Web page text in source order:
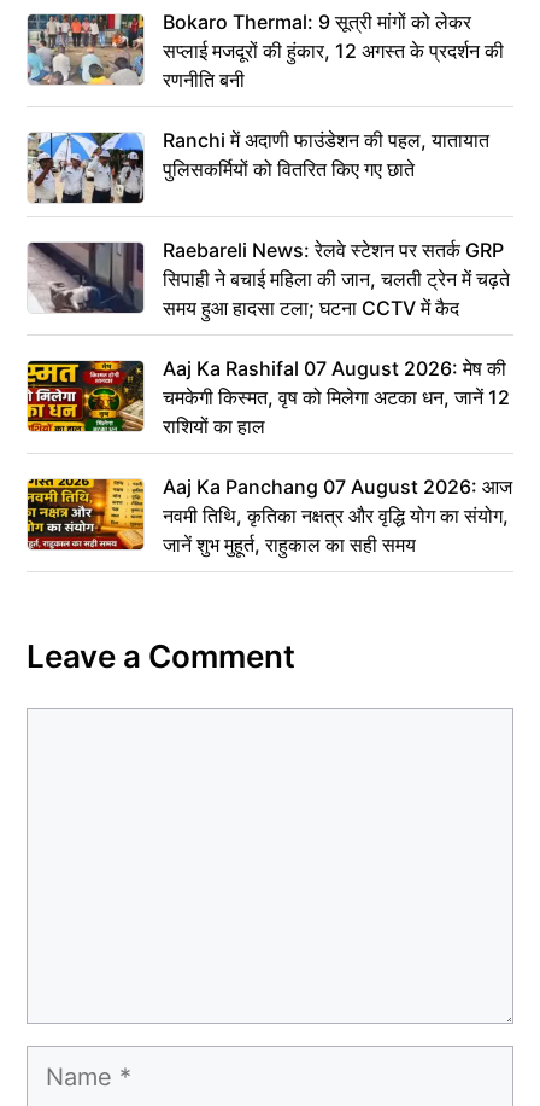
Bokaro Thermal: 9 सूत्री मांगों को लेकर
सप्लाई मजदूरों की हुंकार, 12 अगस्त के प्रदर्शन की
रणनीति बनी
Ranchi में अदाणी फाउंडेशन की पहल, यातायात
पुलिसकर्मियों को वितरित किए गए छाते
Raebareli News: रेलवे स्टेशन पर सतर्क GRP
सिपाही ने बचाई महिला की जान, चलती ट्रेन में चढ़ते
समय हुआ हादसा टला; घटना CCTV में कैद
Aaj Ka Rashifal 07 August 2026: मेष की
चमकेगी किस्मत, वृष को मिलेगा अटका धन, जानें 12
राशियों का हाल
Aaj Ka Panchang 07 August 2026: आज
नवमी तिथि, कृतिका नक्षत्र और वृद्धि योग का संयोग,
जानें शुभ मुहूर्त, राहुकाल का सही समय
Leave a Comment
Name